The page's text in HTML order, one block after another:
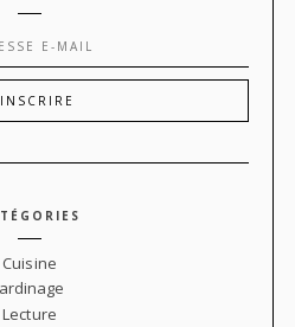
Cuisine
Lecture